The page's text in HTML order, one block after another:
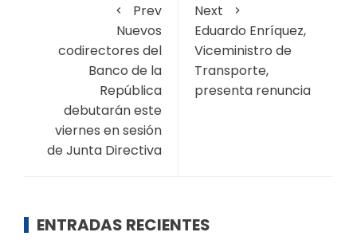
Prev
Nuevos
codirectores del
Banco de la
República
debutarán este
viernes en sesión
de Junta Directiva
Next
Eduardo Enríquez,
Viceministro de
Transporte,
presenta renuncia
ENTRADAS RECIENTES